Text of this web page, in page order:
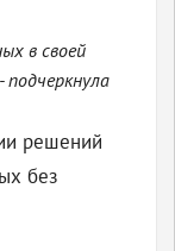
в своей
решений
без